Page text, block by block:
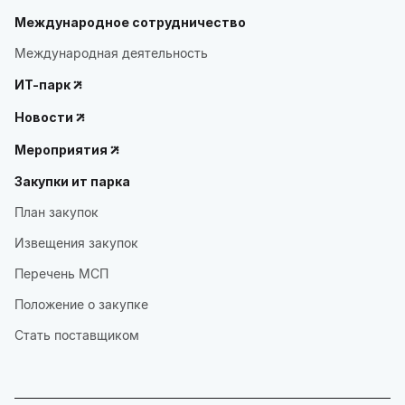
Международное сотрудничество
Международная деятельность
ИТ-парк
Новости
Мероприятия
Закупки ит парка
План закупок
Извещения закупок
Перечень МСП
Положение о закупке
Стать поставщиком